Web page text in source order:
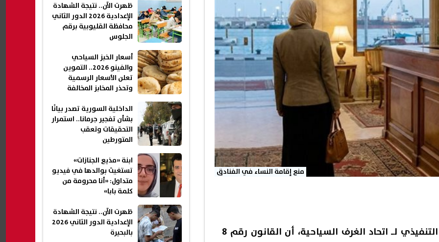
منع إقامة النساء في الفنادق
أكدت هالة الخطيب، المدير التنفيذي لـ اتحاد الغرف السياحية، أن القانون رقم 8
ظهرت الآن.. نتيجة الشهادة
الإعدادية 2026 الدور الثاني
محافظة القليوبية برقم
الجلوس
أسعار الخبز السياحي
والفينو 2026.. التموين
تعلن الأسعار الرسمية
وتحذر المخابز المخالفة
الداخلية السورية تصدر بيانًا
بشأن تفجير جرمانا.. استمرار
التحقيقات وتعقب
المتورطين
ابنة «مذيع الجنازات»
تستغيث بوالدها في فيديو
متداول: «أنا محرومة من
كلمة بابا»
ظهرت الآن.. نتيجة الشهادة
الإعدادية الدور الثاني 2026
بالبحيرة